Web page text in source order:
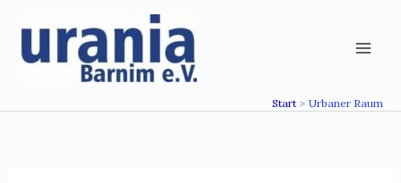
Inhalt
springen
Start Urbaner Raum